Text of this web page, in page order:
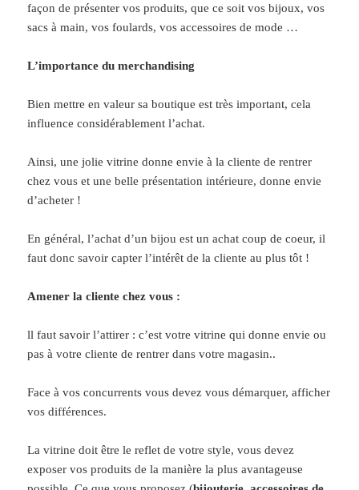
façon de présenter vos produits, que ce soit vos bijoux, vos
sacs à main, vos foulards, vos accessoires de mode …
L’importance du merchandising
Bien mettre en valeur sa boutique est très important, cela
influence considérablement l’achat.
Ainsi, une jolie vitrine donne envie à la cliente de rentrer
chez vous et une belle présentation intérieure, donne envie
d’acheter !
En général, l’achat d’un bijou est un achat coup de coeur, il
faut donc savoir capter l’intérêt de la cliente au plus tôt !
Amener la cliente chez vous :
ll faut savoir l’attirer : c’est votre vitrine qui donne envie ou
pas à votre cliente de rentrer dans votre magasin..
Face à vos concurrents vous devez vous démarquer, afficher
vos différences.
La vitrine doit être le reflet de votre style, vous devez
exposer vos produits de la manière la plus avantageuse